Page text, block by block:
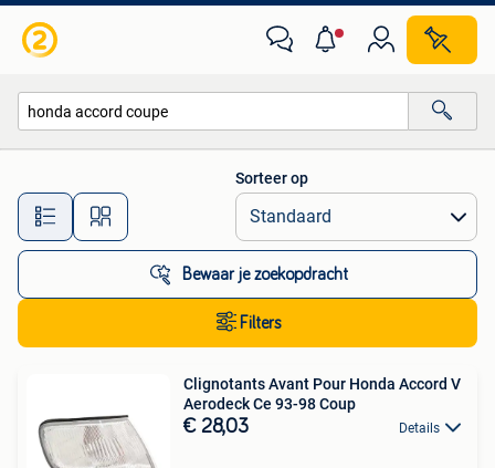
Alle afstanden…
Sorteer op
Bewaar je zoekopdracht
Filters
Clignotants Avant Pour Honda Accord V
Aerodeck Ce 93-98 Coup
€ 28,03 Details